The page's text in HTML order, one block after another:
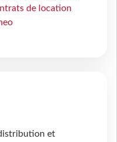
de location
et